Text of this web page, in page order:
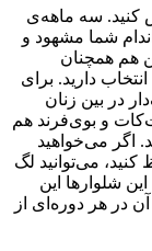
کنید. سه ماهه‌ی
شما مشهود و
هم همچنان
دارید. برای
در بین زنان
و بوی‌فرند هم
اگر می‌خواهید
می‌توانید لگ‌
شلوارها این
در هر دوره‌ای از